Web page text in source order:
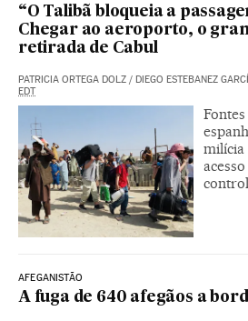
“O Talibã bloqueia a
Chegar ao aeroporto, o
retirada de Cabul
PATRICIA ORTEGA DOLZ / DIEGO ESTEBANEZ
EDT
milícia
AFEGANISTÃO
A fuga de 640 afegãos a